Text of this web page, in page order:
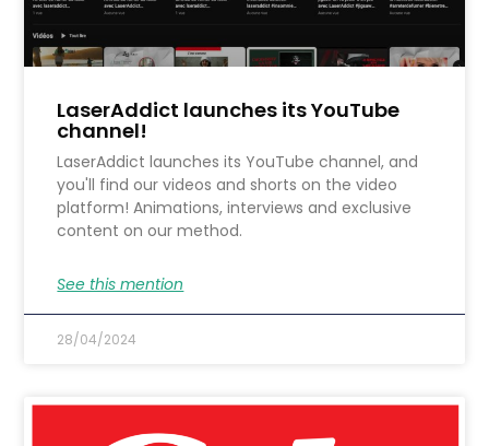
LaserAddict launches its YouTube
channel!
LaserAddict launches its YouTube channel, and
you'll find our videos and shorts on the video
platform! Animations, interviews and exclusive
content on our method.
See this mention
28/04/2024